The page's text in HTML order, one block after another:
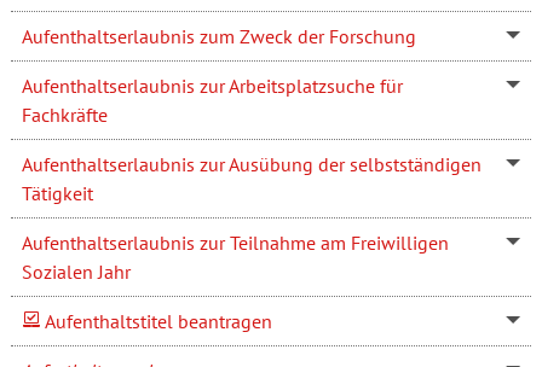
Aufenthaltserlaubnis zum Zweck der Forschung
Aufenthaltserlaubnis zur Arbeitsplatzsuche für
Fachkräfte
Aufenthaltserlaubnis zur Ausübung der selbstständigen
Tätigkeit
Aufenthaltserlaubnis zur Teilnahme am Freiwilligen
Sozialen Jahr
Aufenthaltstitel beantragen